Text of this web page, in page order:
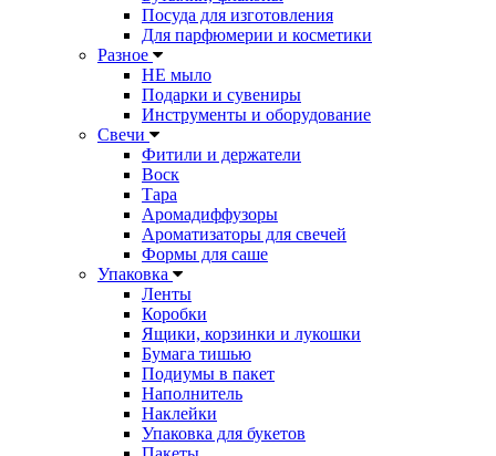
Посуда для изготовления
Для парфюмерии и косметики
Разное
НЕ мыло
Подарки и сувениры
Инструменты и оборудование
Свечи
Фитили и держатели
Воск
Тара
Аромадиффузоры
Ароматизаторы для свечей
Формы для саше
Упаковка
Ленты
Коробки
Ящики, корзинки и лукошки
Бумага тишью
Подиумы в пакет
Наполнитель
Наклейки
Упаковка для букетов